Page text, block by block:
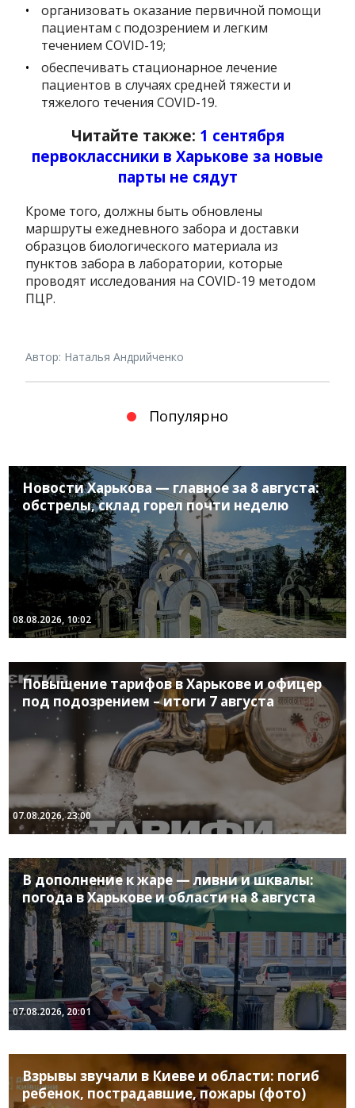
организовать оказание первичной помощи
пациентам с подозрением и легким
течением COVID-19;
обеспечивать стационарное лечение
пациентов в случаях средней тяжести и
тяжелого течения COVID-19.
Читайте также: 1 сентября
первоклассники в Харькове за новые
парты не сядут
Кроме того, должны быть обновлены
маршруты ежедневного забора и доставки
образцов биологического материала из
пунктов забора в лаборатории, которые
проводят исследования на COVID-19 методом
ПЦР.
Автор: Наталья Андрийченко
Популярно
Новости Харькова — главное за 8 августа:
обстрелы, склад горел почти неделю
08.08.2026, 10:02
Повышение тарифов в Харькове и офицер
под подозрением – итоги 7 августа
07.08.2026, 23:00
В дополнение к жаре — ливни и шквалы:
погода в Харькове и области на 8 августа
07.08.2026, 20:01
Взрывы звучали в Киеве и области: погиб
ребенок, пострадавшие, пожары (фото)